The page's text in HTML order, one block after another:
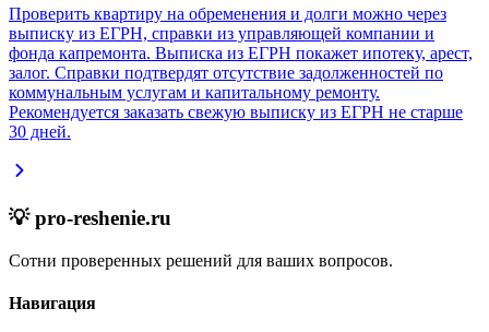
Проверить квартиру на обременения и долги можно через
выписку из ЕГРН, справки из управляющей компании и
фонда капремонта. Выписка из ЕГРН покажет ипотеку, арест,
залог. Справки подтвердят отсутствие задолженностей по
коммунальным услугам и капитальному ремонту.
Рекомендуется заказать свежую выписку из ЕГРН не старше
30 дней.
💡 pro-reshenie.ru
Сотни проверенных решений для ваших вопросов.
Навигация